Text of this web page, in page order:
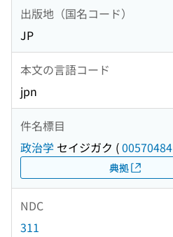
出版地（国名コード）
JP
本文の言語コード
jpn
件名標目
政治学 セイジガク (00570484
典拠
NDC
311